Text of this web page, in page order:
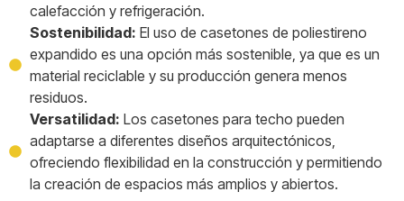
calefacción y refrigeración.
Sostenibilidad: El uso de casetones de poliestireno
expandido es una opción más sostenible, ya que es un
material reciclable y su producción genera menos
residuos.
Versatilidad: Los casetones para techo pueden
adaptarse a diferentes diseños arquitectónicos,
ofreciendo flexibilidad en la construcción y permitiendo
la creación de espacios más amplios y abiertos.